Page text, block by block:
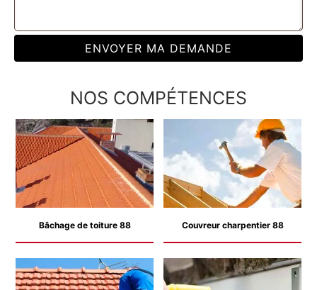
NOS COMPÉTENCES
Bâchage de toiture 88 Couvreur charpentier 88